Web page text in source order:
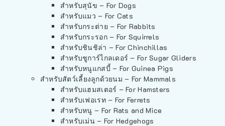
สำหรับสุนัข – For Dogs
สำหรับแมว – For Cats
สำหรับกระต่าย – For Rabbits
สำหรับกระรอก – For Squirrels
สำหรับชินชิล่า – For Chinchillas
สำหรับชูการ์ไกลเดอร์ – For Sugar Gliders
สำหรับหนูแกสบี้ – For Guinea Pigs
สำหรับสัตว์เลี้ยงลูกด้วยนม – For Mammals
สำหรับแฮมสเตอร์ – For Hamsters
สำหรับเฟอเรท – For Ferrets
สำหรับหนู – For Rats and Mice
สำหรับเม่น – For Hedgehogs